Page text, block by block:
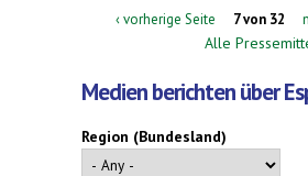
‹ vorherige Seite 7 von 32
Alle
Medien berichten über
Region (Bundesland)